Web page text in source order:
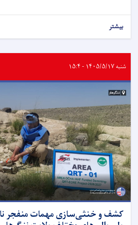
بیشتر
شنبه ۱۴۰۵/۵/۱۷ - ۱۵:۴
کشف و خنثی‌سازی مهمات منفجر